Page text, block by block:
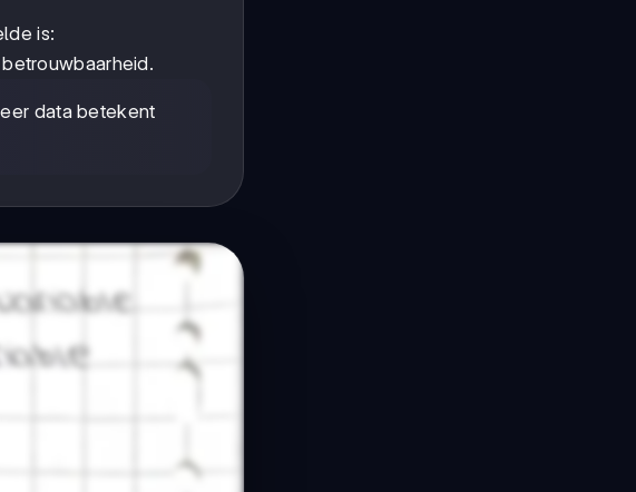
is:
data betekent